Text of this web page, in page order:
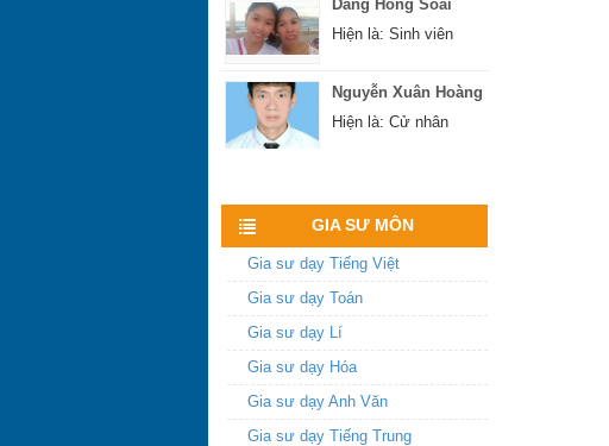
Hiện là: Sinh viên
Hiện là: Cử nhân
GIA SƯ MÔN
Gia sư dạy Tiếng Việt
Gia sư dạy Toán
Gia sư dạy Lí
Gia sư dạy Hóa
Gia sư dạy Anh Văn
Gia sư dạy Tiếng Trung